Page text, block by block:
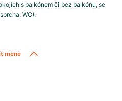
s balkónem či bez balkónu, se
WC).
méně